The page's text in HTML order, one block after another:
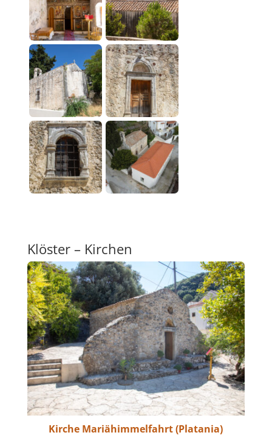
Klöster – Kirchen
Kirche Mariähimmelfahrt (Platania)